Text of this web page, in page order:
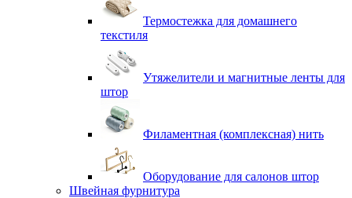
Термостежка для домашнего
текстиля
Утяжелители и магнитные ленты для
штор
Филаментная (комплексная) нить
Оборудование для салонов штор
Швейная фурнитура